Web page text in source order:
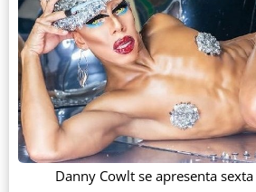
Danny Cowlt se apresenta